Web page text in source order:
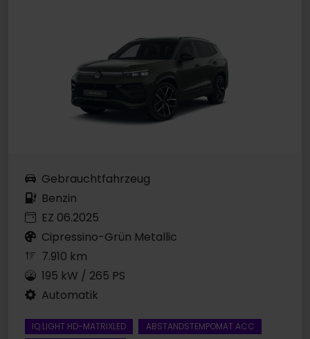
Gebrauchtfahrzeug
Benzin
EZ 06.2025
Cipressino-Grün Metallic
7.910 km
195 kW / 265 PS
Automatik
IQ.LIGHT HD-MATRIXLED
ABSTANDSTEMPOMAT ACC